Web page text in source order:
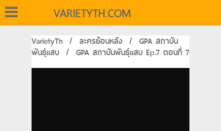
VARIETYTH.COM
VarietyTh / ละครย้อนหลัง / GPA สถาบัน
พันธุ์แสบ / GPA สถาบันพันธุ์แสบ Ep.7 ตอนที่ 7